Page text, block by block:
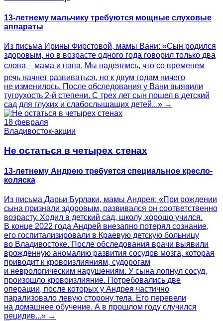
13-летнему мальчику требуются мощные слуховые
аппараты
Из письма Ирины Фирстовой, мамы Вани: «Сын родился
здоровым, но в возрасте одного года говорил только два
слова – мама и папа. Мы надеялись, что со временем
речь начнет развиваться, но к двум годам ничего
не изменилось. После обследования у Вани выявили
тугоухость 2-й степени. С трех лет сын пошел в детский
сад для глухих и слабослышащих детей...» →
18 февраля
Владивосток-акции
Не остаться в четырех стенах
13-летнему Андрею требуется специальное кресло-
коляска
Из письма Дарьи Бурлаки, мамы Андрея: «При рождении
сына признали здоровым, развивался он соответственно
возрасту. Ходил в детский сад, школу, хорошо учился.
В конце 2022 года Андрей внезапно потерял сознание,
его госпитализировали в Краевую детскую больницу
во Владивостоке. После обследования врачи выявили
врожденную аномалию развития сосудов мозга, которая
приводит к кровоизлияниям, судорогам
и неврологическим нарушениям. У сына лопнул сосуд,
произошло кровоизлияние. Потребовались две
операции, после которых у Андрея частично
парализовало левую сторону тела. Его перевели
на домашнее обучение. А в прошлом году случился
рецидив...» →